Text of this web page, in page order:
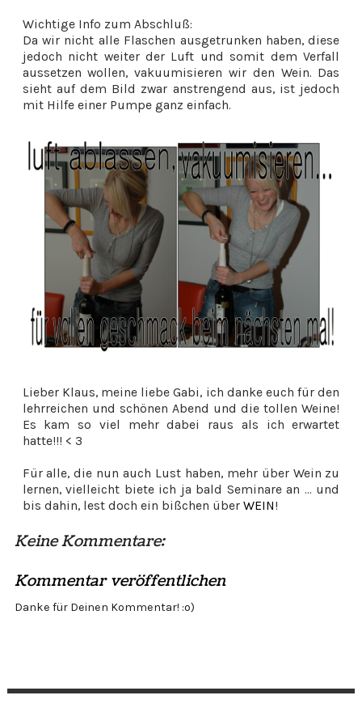
Wichtige Info zum Abschluß:
Da wir nicht alle Flaschen ausgetrunken haben, diese
jedoch nicht weiter der Luft und somit dem Verfall
aussetzen wollen, vakuumisieren wir den Wein. Das
sieht auf dem Bild zwar anstrengend aus, ist jedoch
mit Hilfe einer Pumpe ganz einfach.
Lieber Klaus, meine liebe Gabi, ich danke euch für den
lehrreichen und schönen Abend und die tollen Weine!
Es kam so viel mehr dabei raus als ich erwartet
hatte!!! < 3
Für alle, die nun auch Lust haben, mehr über Wein zu
lernen, vielleicht biete ich ja bald Seminare an ... und
bis dahin, lest doch ein bißchen über WEIN!
Keine Kommentare:
Kommentar veröffentlichen
Danke für Deinen Kommentar! :o)